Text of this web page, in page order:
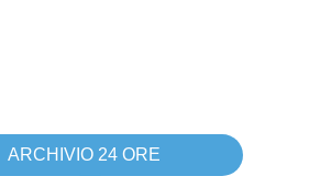
ARCHIVIO 24 ORE